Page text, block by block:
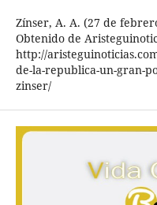
Zínser, A. A. (27 de
Obtenido de
http://
de-la-republica-un-gran-
zinser/